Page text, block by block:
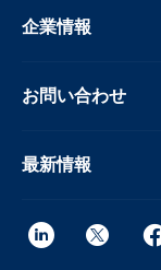
企業情報
お問い合わせ
最新情報